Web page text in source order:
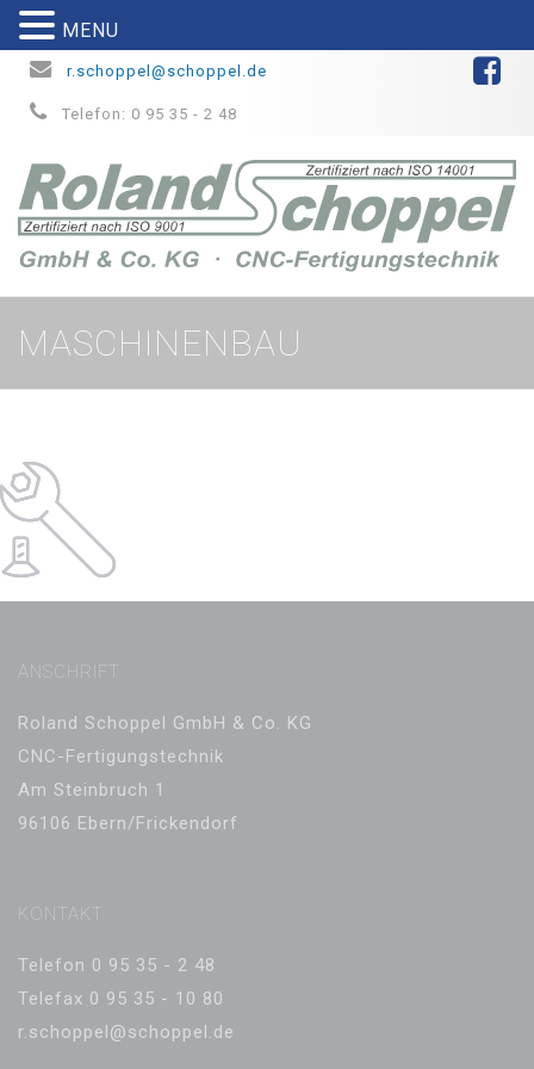
r.schoppel@schoppel.de
Telefon: 0 95 35 - 2 48
MASCHINENBAU
ANSCHRIFT
Roland Schoppel GmbH & Co. KG
CNC-Fertigungstechnik
Am Steinbruch 1
96106 Ebern/Frickendorf
KONTAKT
Telefon 0 95 35 - 2 48
Telefax 0 95 35 - 10 80
r.schoppel@schoppel.de
MENU